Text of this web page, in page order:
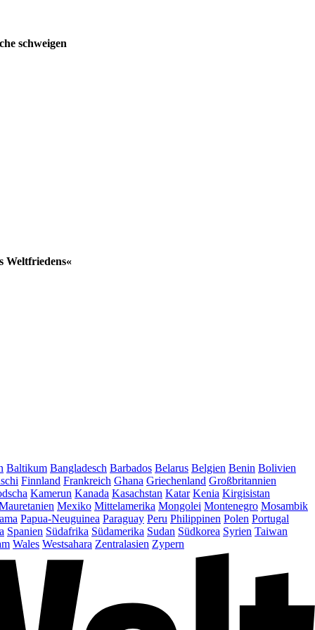
schweigen
Weltfriedens«
Baltikum Bangladesch Barbados Belarus Belgien Benin Bolivien
Finnland Frankreich Ghana Griechenland Großbritannien
Kamerun Kanada Kasachstan Katar Kenia Kirgisistan
Mexiko Mittelamerika Mongolei Montenegro Mosambik
Papua-Neuguinea Paraguay Peru Philippinen Polen Portugal
Spanien Südafrika Südamerika Sudan Südkorea Syrien Taiwan
Wales Westsahara Zentralasien Zypern